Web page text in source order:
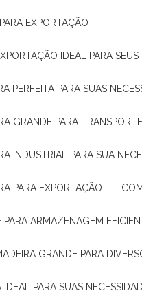
EXPORTAÇÃO
IDEAL PARA
PERFEITA PARA SUAS
GRANDE PARA TRANSPORTE
INDUSTRIAL PARA SUA
PARA EXPORTAÇÃO
PARA ARMAZENAGEM
GRANDE PARA
PARA SUAS